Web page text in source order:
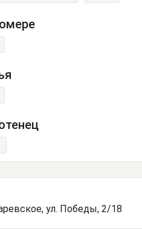
ул. Победы, 2/18